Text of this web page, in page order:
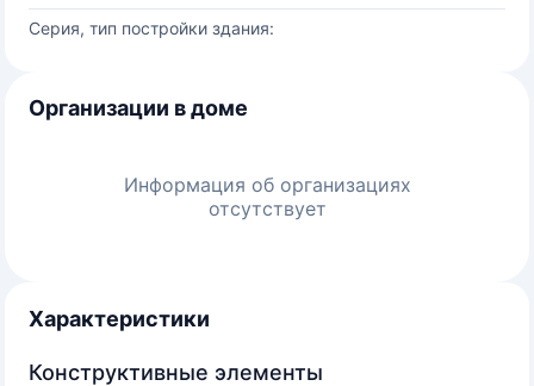
Серия, тип постройки здания:
Организации в доме
Информация об организациях
отсутствует
Характеристики
Конструктивные элементы